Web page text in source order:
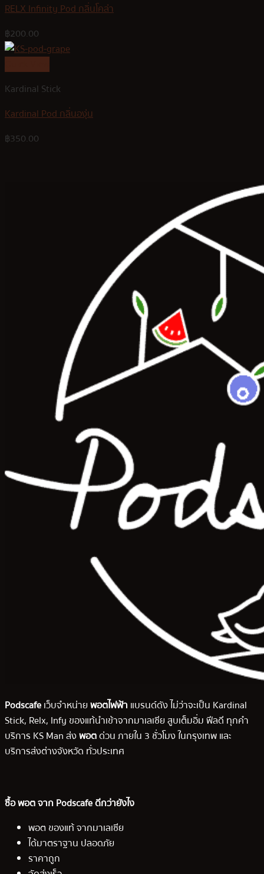
RELX Infinity Pod กลิ่นโคล่า
฿200.00
Kardinal Stick
Kardinal Pod กลิ่นองุ่น
฿350.00
Podscafeเว็บจำหน่ายพอตไฟฟ้า แบรนด์ดัง ไม่ว่าจะเป็น Kardinal
Stick, Relx, Infy ของแท้นำเข้าจากมาเลเซีย สูบเต็มอิ่ม ฟีลดี ทุกคำ
บริการ KS Man ส่งพอตด่วน ภายใน 3 ชั่วโมง ในกรุงเทพ และ
บริการส่งต่างจังหวัด ทั่วประเทศ
ซื้อ พอต จาก Podscafe ดีกว่ายังไง
พอต ของแท้ จากมาเลเซีย
ได้มาตราฐาน ปลอดภัย
ราคาถูก